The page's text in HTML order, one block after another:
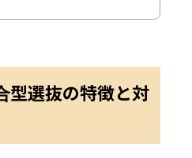
型選抜の特徴と対